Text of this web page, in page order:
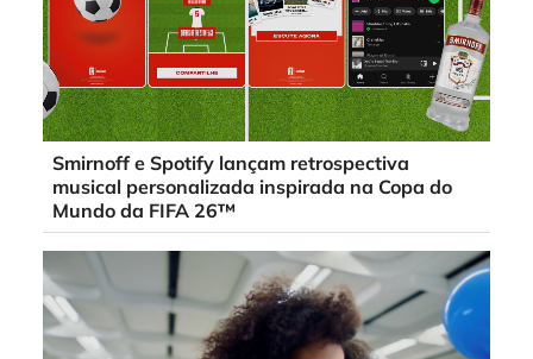
Smirnoff e Spotify lançam retrospectiva
musical personalizada inspirada na Copa do
Mundo da FIFA 26™